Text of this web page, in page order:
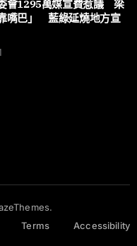
會1295萬媒宣費惹議 梁
嘴巴」 藍綠延燒地方宣
Terms Accessibility